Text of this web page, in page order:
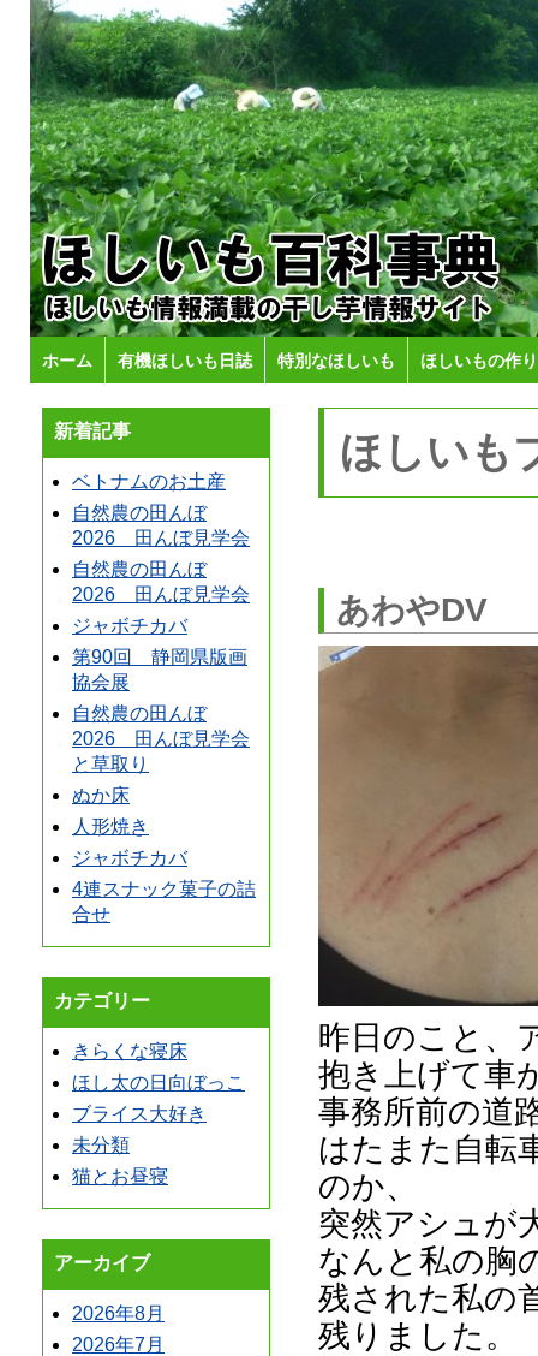
ホーム 有機ほしいも日誌 特別なほしいも ほしいもの作
新着記事
ベトナムのお土産
自然農の田んぼ
2026 田んぼ見学会
自然農の田んぼ
2026 田んぼ見学会
ジャボチカバ
第90回 静岡県版画
協会展
自然農の田んぼ
2026 田んぼ見学会
と草取り
ぬか床
人形焼き
ジャボチカバ
4連スナック菓子の詰
合せ
カテゴリー
きらくな寝床
ほし太の日向ぼっこ
ブライス大好き
未分類
猫とお昼寝
アーカイブ
2026年8月
2026年7月
ほしいも
あわやDV
昨日のこと、
抱き上げて車
事務所前の道
はたまた自転
のか、
突然アシュが
なんと私の胸
残された私の
残りました。